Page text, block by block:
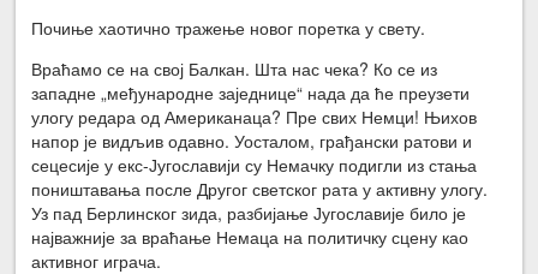
Почиње хаотично тражење новог поретка у свету.
Враћамо се на свој Балкан. Шта нас чека? Ко се из
западне „међународне заједнице“ нада да ће преузети
улогу редара од Американаца? Пре свих Немци! Њихов
напор је видљив одавно. Уосталом, грађански ратови и
сецесије у екс-Југославији су Немачку подигли из стања
поништавања после Другог светског рата у активну улогу.
Уз пад Берлинског зида, разбијање Југославије било је
најважније за враћање Немаца на политичку сцену као
активног играча.